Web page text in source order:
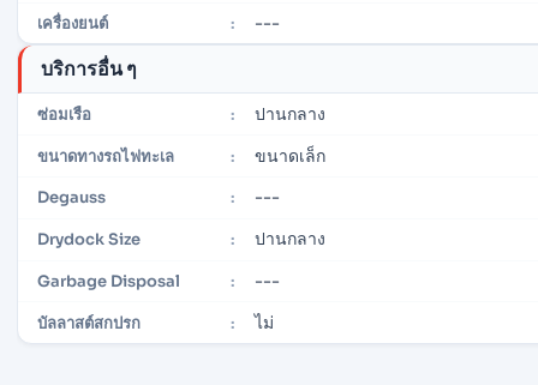
เครื่องยนต์ : ---
บริการอื่น ๆ
ซ่อมเรือ : ปานกลาง
ขนาดทางรถไฟทะเล : ขนาดเล็ก
Degauss : ---
Drydock Size : ปานกลาง
Garbage Disposal : ---
บัลลาสต์สกปรก : ไม่